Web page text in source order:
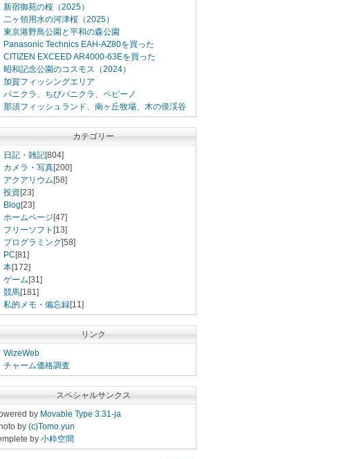
新宿御苑の桜（2025）
二ヶ領用水の河津桜（2025）
東京港野鳥公園と平和の森公園
Panasonic Technics EAH-AZ80を買った
CITIZEN EXCEED AR4000-63Eを買った
昭和記念公園のコスモス（2024）
加賀フィッシングエリア
パニクラ、ちびパニクラ、ペピーノ
那須フィッシュランド、南ヶ丘牧場、木の俣渓谷
カテゴリー
日記・雑記[804]
カメラ・写真[200]
アクアリウム [58]
投資[23]
Blog [23]
ホームページ [47]
フリーソフト [13]
プログラミング[58]
PC [81]
本[172]
ゲーム [31]
競馬[181]
私的メモ・備忘録[11]
リンク
WizeWeb
チャーム価格調査
スペシャルサンクス
by Movable Type 3.31-ja
by (c)Tomo.yun
by 小粋空間